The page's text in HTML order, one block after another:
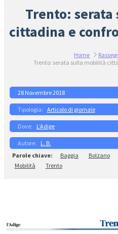
Trento:
cittadina e
Home
Trento: serata sulla mobilità
28 Novembre 2018
Articolo di giornale
L’Adige
L. B.
Baggia
Bolzano
Mobilità
Trento